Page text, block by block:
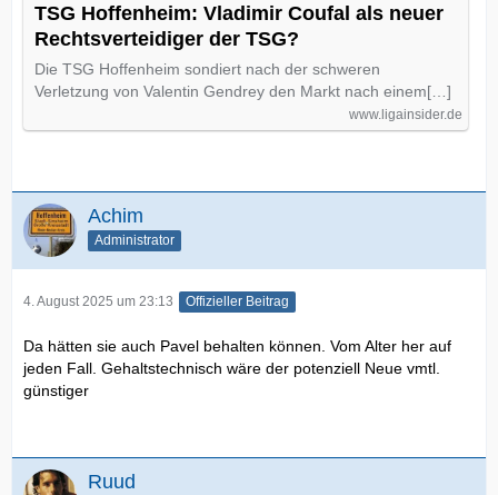
TSG Hoffenheim: Vladimir Coufal als neuer
Rechtsverteidiger der TSG?
Die TSG Hoffenheim sondiert nach der schweren
Verletzung von Valentin Gendrey den Markt nach einem[…]
www.ligainsider.de
Achim
Administrator
4. August 2025 um 23:13 Offizieller Beitrag
Da hätten sie auch Pavel behalten können. Vom Alter her auf
jeden Fall. Gehaltstechnisch wäre der potenziell Neue vmtl.
günstiger
Ruud